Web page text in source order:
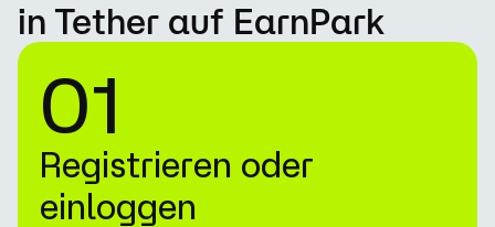
in Tether auf EarnPark
01
Registrieren oder
einloggen